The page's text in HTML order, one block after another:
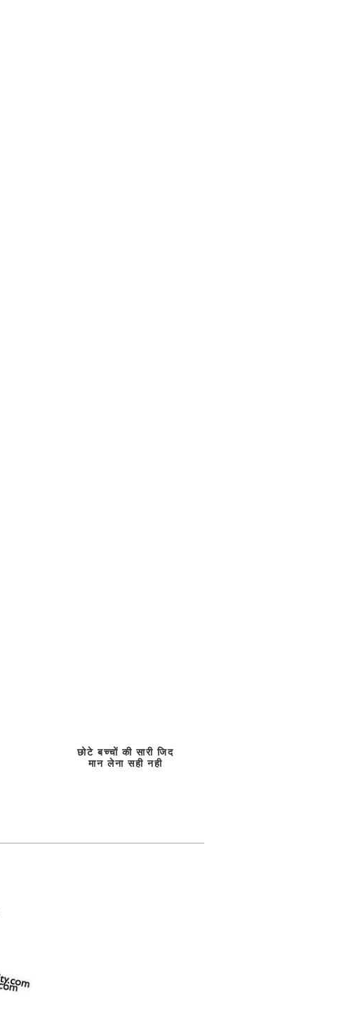
छोटे बच्चों की सारी जिद
मान लेना सही नही